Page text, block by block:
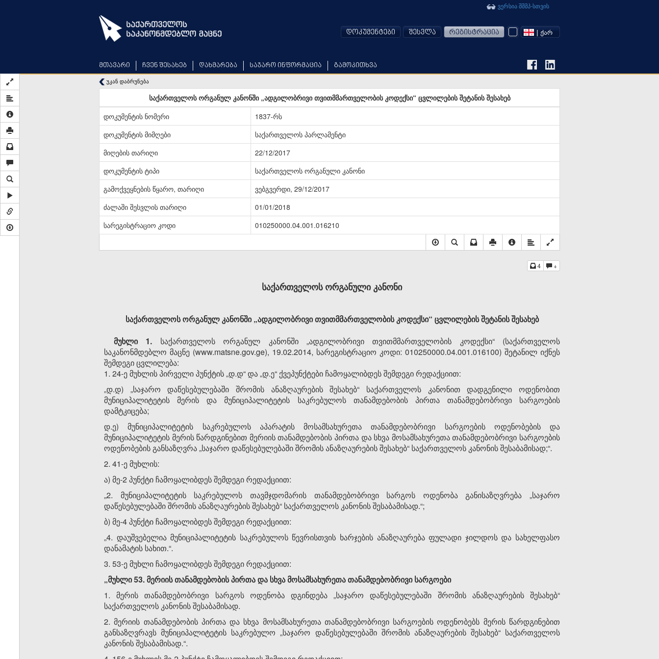
მთავარი ჩვენ შესახებ დახმარება საჯარო ინფორმაცია გამოკითხვა
ვერსია შშმპ-სთვის
დოკუმენტები შესვლა რეგისტრაცია | ᲥᲐᲠ
უკან დაბრუნება
საქართველოს ორგანულ კანონში „ადგილობრივი თვითმმართველობის კოდექსი“ ცვლილების შეტანის შესახებ
დოკუმენტის ნომერი
1837-რს
დოკუმენტის მიმღები
საქართველოს პარლამენტი
მიღების თარიღი
22/12/2017
დოკუმენტის ტიპი
საქართველოს ორგანული კანონი
გამოქვეყნების წყარო, თარიღი
ვებგვერდი, 29/12/2017
ძალაში შესვლის თარიღი
01/01/2018
სარეგისტრაციო კოდი
010250000.04.001.016210
4 +
საქართველოს ორგანული კანონი
საქართველოს ორგანულ კანონში „ადგილობრივი თვითმმართველობის კოდექსი“ ცვლილების შეტანის შესახებ
მუხლი 1. საქართველოს ორგანულ კანონში „ადგილობრივი თვითმმართველობის კოდექსი“ (საქართველოს
საკანონმდებლო მაცნე (www.matsne.gov.ge), 19.02.2014, სარეგისტრაციო კოდი: 010250000.04.001.016100) შეტანილ იქნეს
შემდეგი ცვლილება:
1. 24-ე მუხლის პირველი პუნქტის „დ.დ“ და „დ.ე“ ქვეპუნქტები ჩამოყალიბდეს შემდეგი რედაქციით:
„დ.დ) „საჯარო დაწესებულებაში შრომის ანაზღაურების შესახებ“ საქართველოს კანონით დადგენილი ოდენობით
მუნიციპალიტეტის მერის და მუნიციპალიტეტის საკრებულოს თანამდებობის პირთა თანამდებობრივი სარგოების
დამტკიცება;
დ.ე) მუნიციპალიტეტის საკრებულოს აპარატის მოსამსახურეთა თანამდებობრივი სარგოების ოდენობების და
მუნიციპალიტეტის მერის წარდგინებით მერიის თანამდებობის პირთა და სხვა მოსამსახურეთა თანამდებობრივი სარგოების
ოდენობების განსაზღვრა „საჯარო დაწესებულებაში შრომის ანაზღაურების შესახებ“ საქართველოს კანონის შესაბამისად;“.
2. 41-ე მუხლის:
ა) მე-2 პუნქტი ჩამოყალიბდეს შემდეგი რედაქციით:
„2. მუნიციპალიტეტის საკრებულოს თავმჯდომარის თანამდებობრივი სარგოს ოდენობა განისაზღვრება „საჯარო
დაწესებულებაში შრომის ანაზღაურების შესახებ“ საქართველოს კანონის შესაბამისად.“;
ბ) მე-4 პუნქტი ჩამოყალიბდეს შემდეგი რედაქციით:
„4. დაუშვებელია მუნიციპალიტეტის საკრებულოს წევრისთვის ხარჯების ანაზღაურება ფულადი ჯილდოს და სახელფასო
დანამატის სახით.“.
3. 53-ე მუხლი ჩამოყალიბდეს შემდეგი რედაქციით:
„მუხლი 53. მერიის თანამდებობის პირთა და სხვა მოსამსახურეთა თანამდებობრივი სარგოები
1. მერის თანამდებობრივი სარგოს ოდენობა დგინდება „საჯარო დაწესებულებაში შრომის ანაზღაურების შესახებ“
საქართველოს კანონის შესაბამისად.
2. მერიის თანამდებობის პირთა და სხვა მოსამსახურეთა თანამდებობრივი სარგოების ოდენობებს მერის წარდგინებით
განსაზღვრავს მუნიციპალიტეტის საკრებულო „საჯარო დაწესებულებაში შრომის ანაზღაურების შესახებ“ საქართველოს
კანონის შესაბამისად.“.